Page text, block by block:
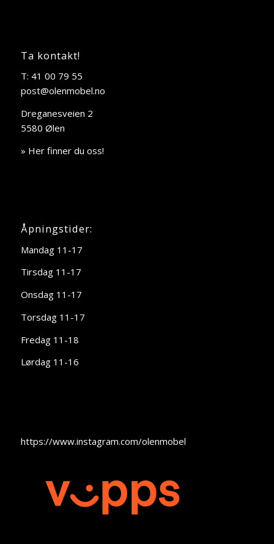
Ta kontakt!
T: 41 00 79 55
post@olenmobel.no
Dreganesveien 2
5580 Ølen
» Her finner du oss!
Åpningstider:
Mandag 11-17
Tirsdag 11-17
Onsdag 11-17
Torsdag 11-17
Fredag 11-18
Lørdag 11-16
https://www.instagram.com/olenmobel